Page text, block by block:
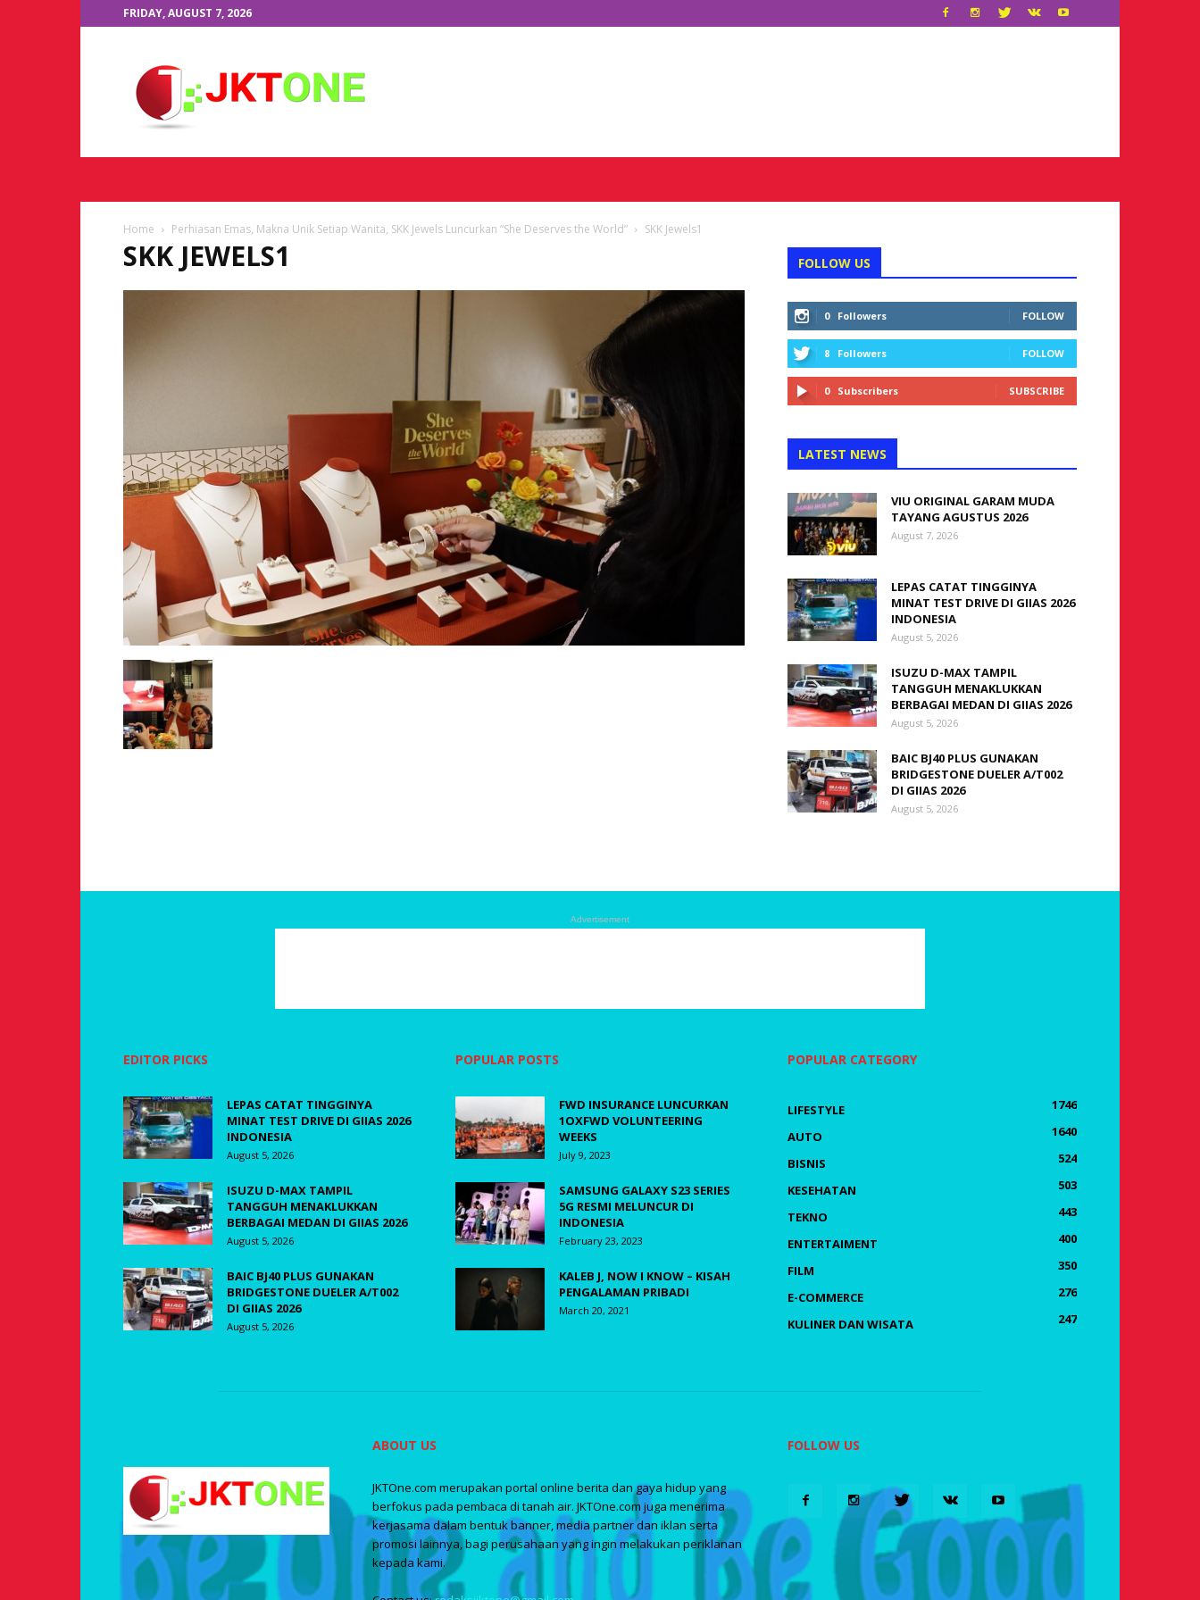
FRIDAY, AUGUST 7, 2026
Home Perhiasan Emas, Makna Unik Setiap Wanita, SKK Jewels Luncurkan “She Deserves the World” SKK Jewels1
SKK JEWELS1 FOLLOW US
0 Followers FOLLOW
8 Followers FOLLOW
0 Subscribers SUBSCRIBE
LATEST NEWS
VIU ORIGINAL GARAM MUDA
TAYANG AGUSTUS 2026
August 7, 2026
LEPAS CATAT TINGGINYA
MINAT TEST DRIVE DI GIIAS 2026
INDONESIA
August 5, 2026
ISUZU D-MAX TAMPIL
TANGGUH MENAKLUKKAN
BERBAGAI MEDAN DI GIIAS 2026
August 5, 2026
BAIC BJ40 PLUS GUNAKAN
BRIDGESTONE DUELER A/T002
DI GIIAS 2026
August 5, 2026
Advertisement
EDITOR PICKS
LEPAS CATAT TINGGINYA
MINAT TEST DRIVE DI GIIAS 2026
INDONESIA
August 5, 2026
ISUZU D-MAX TAMPIL
TANGGUH MENAKLUKKAN
BERBAGAI MEDAN DI GIIAS 2026
August 5, 2026
BAIC BJ40 PLUS GUNAKAN
BRIDGESTONE DUELER A/T002
DI GIIAS 2026
August 5, 2026
POPULAR POSTS
FWD INSURANCE LUNCURKAN
1OXFWD VOLUNTEERING
WEEKS
July 9, 2023
SAMSUNG GALAXY S23 SERIES
5G RESMI MELUNCUR DI
INDONESIA
February 23, 2023
KALEB J, NOW I KNOW – KISAH
PENGALAMAN PRIBADI
March 20, 2021
POPULAR CATEGORY
LIFESTYLE
1746
AUTO
1640
BISNIS
524
KESEHATAN
503
TEKNO
443
ENTERTAIMENT
400
FILM
350
E-COMMERCE
276
KULINER DAN WISATA
247
ABOUT US
JKTOne.com merupakan portal online berita dan gaya hidup yang
berfokus pada pembaca di tanah air. JKTOne.com juga menerima
kerjasama dalam bentuk banner, media partner dan iklan serta
promosi lainnya, bagi perusahaan yang ingin melakukan periklanan
kepada kami.
FOLLOW US